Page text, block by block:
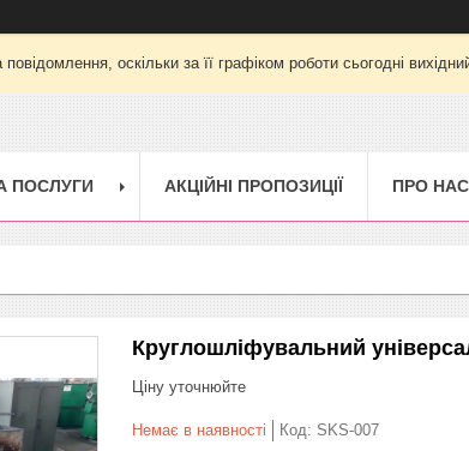
оскільки за її графіком роботи сьогодні
ПОСЛУГИ АКЦІЙНІ ПРОПОЗИЦІЇ ПРО НАС
Круглошліфувальний
Ціну уточнюйте
Немає в наявності Код: SKS-007